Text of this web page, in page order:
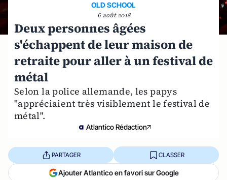
OLD SCHOOL
6 août 2018
Deux personnes âgées
s'échappent de leur maison de
retraite pour aller à un festival de
métal
Selon la police allemande, les papys
"appréciaient très visiblement le festival de
métal".
Atlantico Rédaction
PARTAGER CLASSER
Ajouter Atlantico en favori sur Google